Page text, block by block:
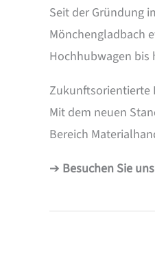
Seit der Gründung
Mönchengladbach
Hochhubwagen bis
Zukunftsorientierte
Mit dem neuen
Bereich
➔ Besuchen Sie